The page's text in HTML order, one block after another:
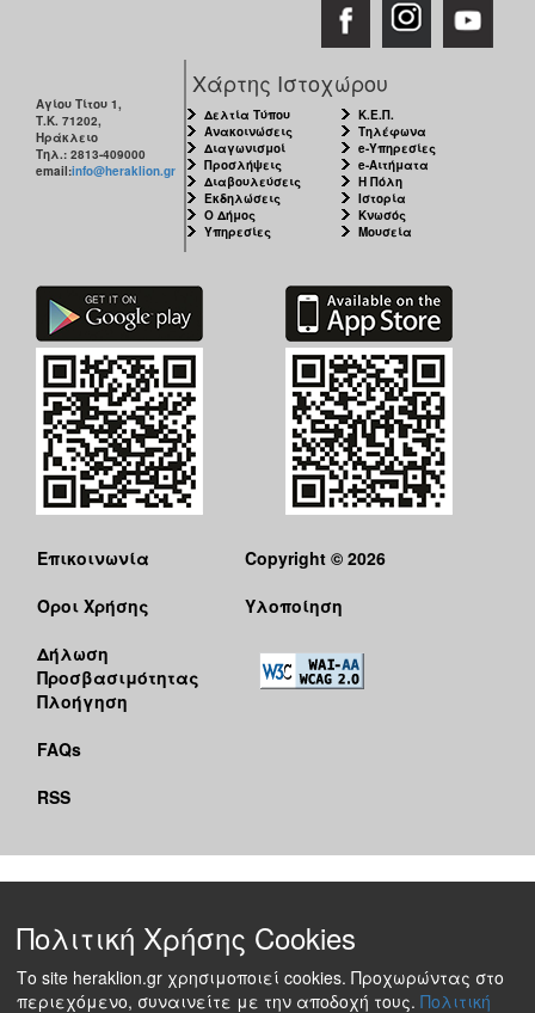
Αγίου Τίτου 1,
Τ.Κ. 71202,
Ηράκλειο
Τηλ.: 2813-409000
email:info@heraklion.gr
Χάρτης Ιστοχώρου
Δελτία Τύπου
Ανακοινώσεις
Διαγωνισμοί
Προσλήψεις
Διαβουλεύσεις
Εκδηλώσεις
Ο Δήμος
Υπηρεσίες
Κ.Ε.Π.
Τηλέφωνα
e-Υπηρεσίες
e-Αιτήματα
Η Πόλη
Ιστορία
Κνωσός
Μουσεία
Επικοινωνία
Όροι Χρήσης
Δήλωση
Προσβασιμότητας
Πλοήγηση
FAQs
RSS
Copyright © 2026
Υλοποίηση
Πολιτική Χρήσης Cookies
Το site heraklion.gr χρησιμοποιεί cookies. Προχωρώντας στο
περιεχόμενο, συναινείτε με την αποδοχή τους. Πολιτική